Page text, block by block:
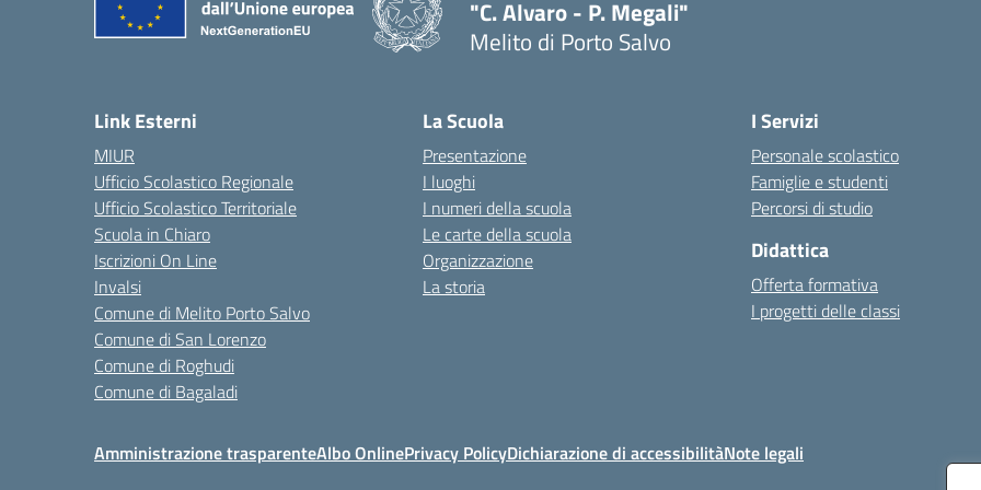
"C. Alvaro - P. Megali"
Melito di Porto Salvo
Link Esterni
MIUR
Ufficio Scolastico Regionale
Ufficio Scolastico Territoriale
Scuola in Chiaro
Iscrizioni On Line
Invalsi
Comune di Melito Porto Salvo
Comune di San Lorenzo
Comune di Roghudi
Comune di Bagaladi
La Scuola
Presentazione
I luoghi
I numeri della scuola
Le carte della scuola
Organizzazione
La storia
I Servizi
Personale scolastico
Famiglie e studenti
Percorsi di studio
Didattica
Offerta formativa
I progetti delle classi
Amministrazione trasparenteAlbo OnlinePrivacy PolicyDichiarazione di accessibilitàNote legali